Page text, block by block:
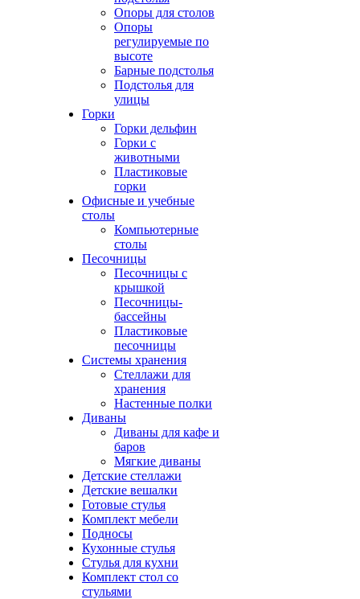
Опоры для столов
Опоры
регулируемые по
высоте
Барные подстолья
Подстолья для
улицы
Горки
Горки дельфин
Горки с
животными
Пластиковые
горки
Офисные и учебные
столы
Компьютерные
столы
Песочницы
Песочницы с
крышкой
Песочницы-
бассейны
Пластиковые
песочницы
Системы хранения
Стеллажи для
хранения
Настенные полки
Диваны
Диваны для кафе и
баров
Мягкие диваны
Детские стеллажи
Детские вешалки
Готовые стулья
Комплект мебели
Подносы
Кухонные стулья
Стулья для кухни
Комплект стол со
стульями